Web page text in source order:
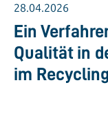
28.04.2026
Ein
Qualität in
im Recycling